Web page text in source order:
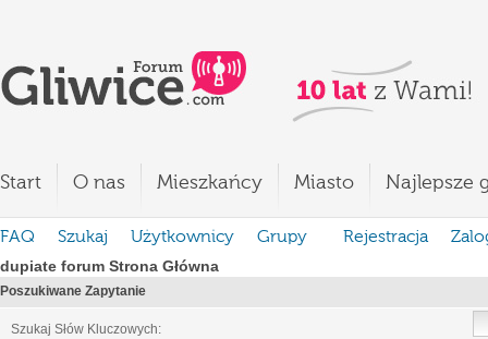
Start O nas Mieszkańcy Miasto Najlepsze
FAQ Szukaj Użytkownicy Grupy Rejestracja
dupiate forum Strona Główna
Poszukiwane Zapytanie
Szukaj Słów Kluczowych: